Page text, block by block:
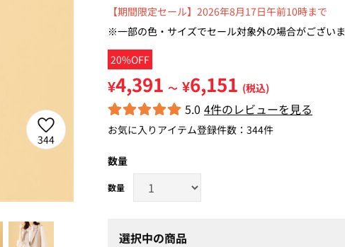
344
20%OFF
【期間限定セール】2026年8月17日午前10時まで
※一部の色・サイズでセール対象外の場合がござい
¥4,391 ～ ¥6,151 (税込)
5.0 4件のレビューを見る
お気に入りアイテム登録件数： 344件
数量
選択中の商品